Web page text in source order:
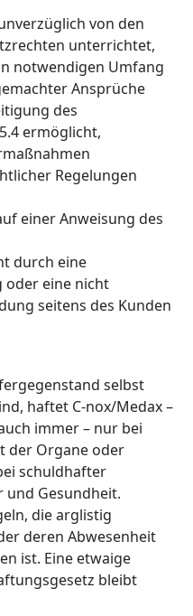
von den
unterrichtet,
notwendigen Umfang
Ansprüche
des
ermöglicht,
Regelungen
einer Anweisung des
durch eine
oder eine nicht
seitens des Kunden
selbst
haftet C-nox/Medax –
immer – nur bei
der Organe oder
schuldhafter
und Gesundheit.
die arglistig
deren Abwesenheit
ist. Eine etwaige
bleibt